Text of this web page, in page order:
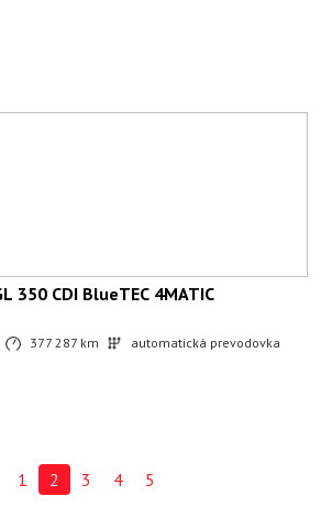
350 CDI BlueTEC 4MATIC
377 287 km automatická prevodovka
1 2 3 4 5